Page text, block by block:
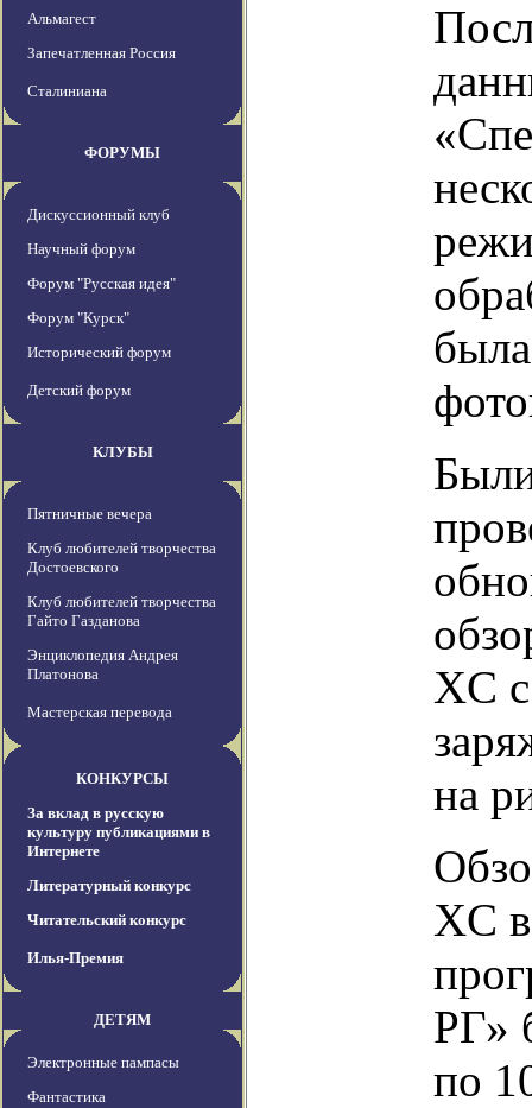
Альмагест
Запечатленная Россия
Сталиниана
ФОРУМЫ
Дискуссионный клуб
Научный форум
Форум "Русская идея"
Форум "Курск"
Исторический форум
Детский форум
КЛУБЫ
Пятничные вечера
Клуб любителей творчества
Достоевского
Клуб любителей творчества
Гайто Газданова
Энциклопедия Андрея
Платонова
Мастерская перевода
КОНКУРСЫ
За вклад в русскую
культуру публикациями в
Интернете
Литературный конкурс
Читательский конкурс
Илья-Премия
ДЕТЯМ
Электронные пампасы
Фантастика
XC
на
XC
РГ»
по